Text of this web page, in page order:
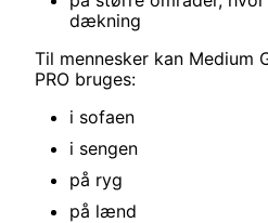
dækning
Til mennesker kan Medium
PRO bruges:
i sofaen
i sengen
på ryg
på lænd